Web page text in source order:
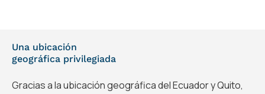
Una ubicación
geográfica privilegiada
Gracias a la ubicación geográfica del Ecuador y Quito,